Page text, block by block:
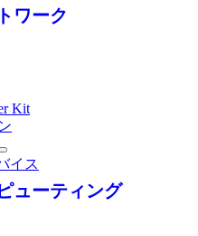
ワーク
Kit
イス
ューティング